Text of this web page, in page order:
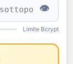
👁
Limite Bcrypt